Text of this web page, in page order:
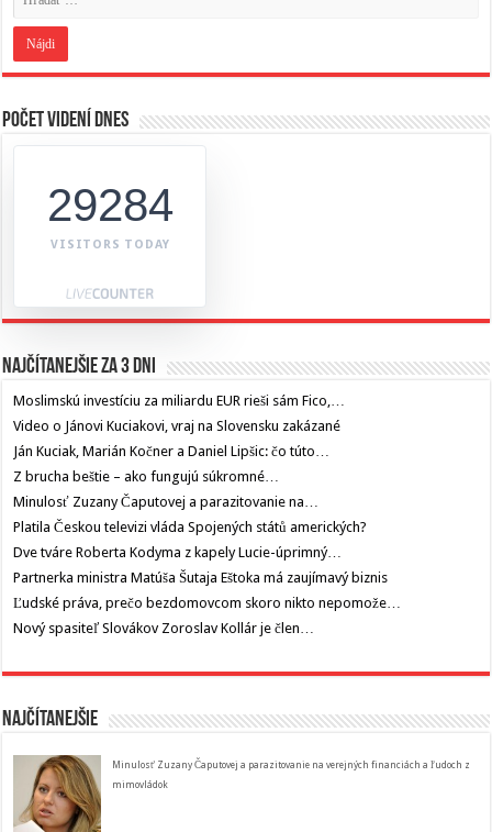
Počet videní dnes
29284
VISITORS TODAY
Najčítanejšie za 3 dni
Moslimskú investíciu za miliardu EUR rieši sám Fico,…
Video o Jánovi Kuciakovi, vraj na Slovensku zakázané
Ján Kuciak, Marián Kočner a Daniel Lipšic: čo túto…
Z brucha beštie – ako fungujú súkromné…
Minulosť Zuzany Čaputovej a parazitovanie na…
Platila Českou televizi vláda Spojených států amerických?
Dve tváre Roberta Kodyma z kapely Lucie-úprimný…
Partnerka ministra Matúša Šutaja Eštoka má zaujímavý biznis
Ľudské práva, prečo bezdomovcom skoro nikto nepomože…
Nový spasiteľ Slovákov Zoroslav Kollár je člen…
Najčítanejšie
Minulosť Zuzany Čaputovej a parazitovanie na verejných financiách a ľudoch z
mimovládok